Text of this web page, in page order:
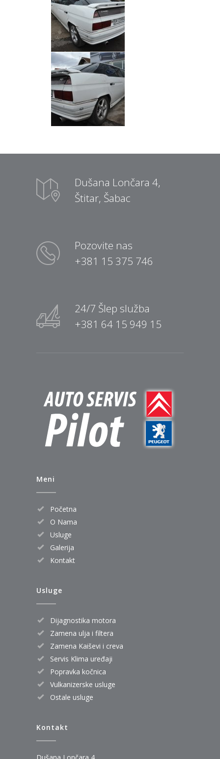
Dušana Lončara 4,
Štitar, Šabac
Pozovite nas
+381 15 375 746
24/7 Šlep služba
+381 64 15 949 15
Meni
Početna
O Nama
Usluge
Galerija
Kontakt
Usluge
Dijagnostika motora
Zamena ulja i filtera
Zamena Kaiševi i creva
Servis Klima uređaji
Popravka kočnica
Vulkanizerske usluge
Ostale usluge
Kontakt